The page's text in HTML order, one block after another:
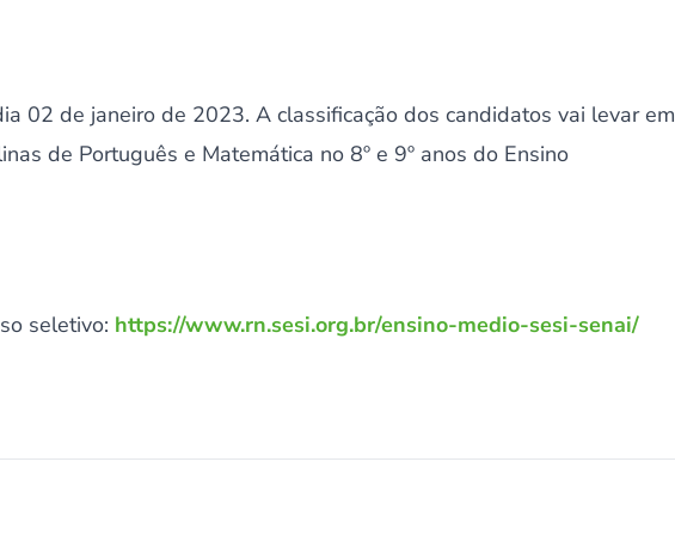
02 de janeiro de 2023. A classificação dos candidatos vai levar em
de Português e Matemática no 8º e 9º anos do Ensino
seletivo: https://www.rn.sesi.org.br/ensino-medio-sesi-senai/